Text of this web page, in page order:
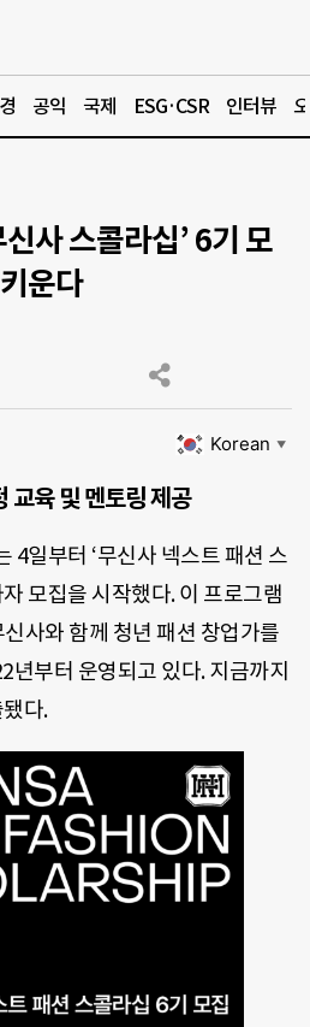
공익 국제 ESG·CSR 인터뷰
사 스콜라십’ 6기 모
운다
Korean ▼
교육 및 멘토링 제공
4일부터 ‘무신사 넥스트 패션 스
모집을 시작했다. 이 프로그램
사와 함께 청년 패션 창업가를
년부터 운영되고 있다. 지금까지
다.